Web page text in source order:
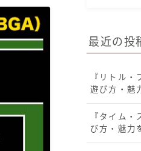
最近の投
『リトル
遊び方・魅
『タイム
び方・魅力